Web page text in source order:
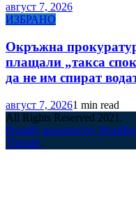
август 7, 2026
ИЗБРАНО
Окръжна
плащали „такса
да не им спират
август 7, 20261 min read
All Rights Reserved 2021.
Proudly powered by
Themes.